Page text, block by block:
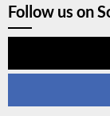
Follow us on